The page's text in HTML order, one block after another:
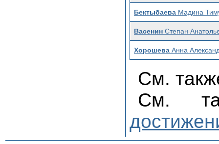
Бектыбаева Мадина
Васенин Степан
Хорошева Анна
См.
См.